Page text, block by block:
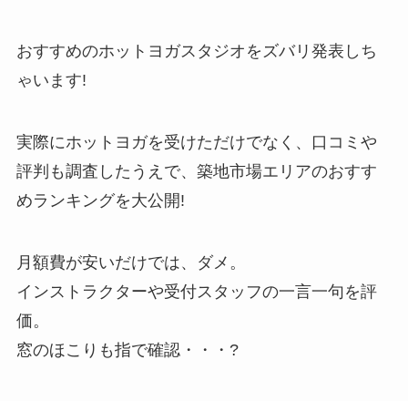
おすすめのホットヨガスタジオをズバリ発表しち
ゃいます!
実際にホットヨガを受けただけでなく、口コミや
評判も調査したうえで、築地市場エリアのおすす
めランキングを大公開!
月額費が安いだけでは、ダメ。
インストラクターや受付スタッフの一言一句を評
価。
窓のほこりも指で確認・・・?